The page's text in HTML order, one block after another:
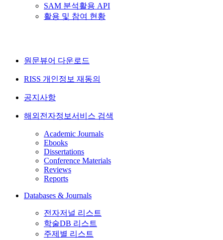
SAM 분석활용 API
활용 및 참여 현황
원문뷰어 다운로드
RISS 개인정보 재동의
공지사항
해외전자정보서비스 검색
Academic Journals
Ebooks
Dissertations
Conference Materials
Reviews
Reports
Databases & Journals
전자저널 리스트
학술DB 리스트
주제별 리스트